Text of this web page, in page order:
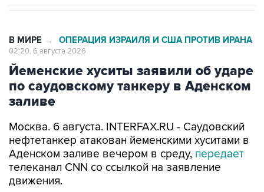
В МИРЕ → ОПЕРАЦИЯ ИЗРАИЛЯ И США ПРОТИВ ИРАНА
02:20, 6 августа 2026
Йеменские хуситы заявили об ударе
по саудовскому танкеру в Аденском
заливе
Москва. 6 августа. INTERFAX.RU - Саудовский
нефтетанкер атакован йеменскими хуситами в
Аденском заливе вечером в среду, передает
телеканал CNN со ссылкой на заявление
движения.